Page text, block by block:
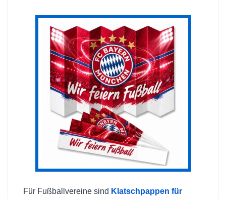
Für Fußballvereine sind Klatschpappen für